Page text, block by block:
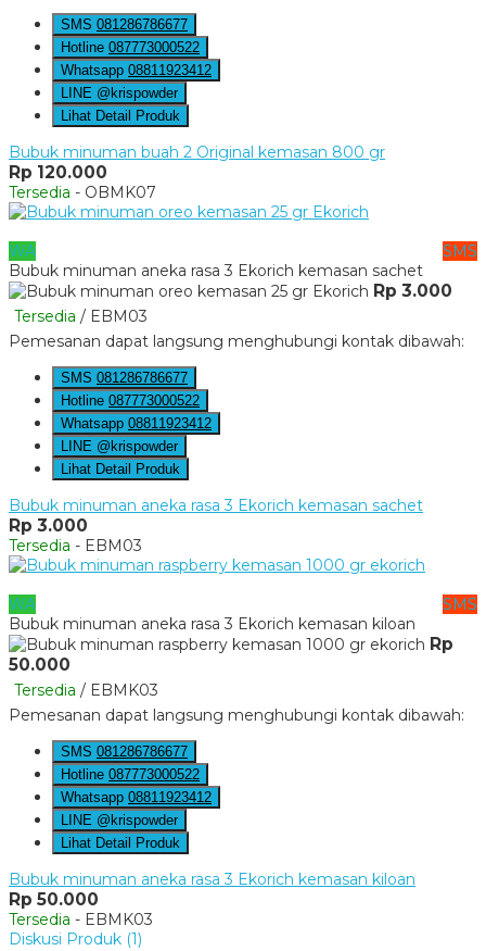
SMS 081286786677
Hotline 087773000522
Whatsapp 08811923412
LINE @krispowder
Lihat Detail Produk
Bubuk minuman buah 2 Original kemasan 800 gr
Rp 120.000
Tersedia - OBMK07
WA
SMS
Bubuk minuman aneka rasa 3 Ekorich kemasan sachet
Rp 3.000
Tersedia / EBM03
Pemesanan dapat langsung menghubungi kontak dibawah:
SMS 081286786677
Hotline 087773000522
Whatsapp 08811923412
LINE @krispowder
Lihat Detail Produk
Bubuk minuman aneka rasa 3 Ekorich kemasan sachet
Rp 3.000
Tersedia - EBM03
WA
SMS
Bubuk minuman aneka rasa 3 Ekorich kemasan kiloan
Rp
50.000
Tersedia / EBMK03
Pemesanan dapat langsung menghubungi kontak dibawah:
SMS 081286786677
Hotline 087773000522
Whatsapp 08811923412
LINE @krispowder
Lihat Detail Produk
Bubuk minuman aneka rasa 3 Ekorich kemasan kiloan
Rp 50.000
Tersedia - EBMK03
Diskusi Produk (1)